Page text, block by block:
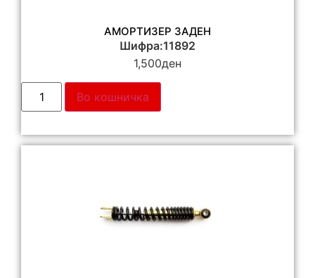
АМОРТИЗЕР ЗАДЕН
Шифра:11892
1,500ден
Во кошничка